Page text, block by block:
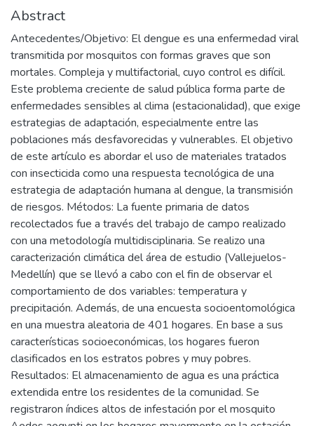
Abstract
Antecedentes/Objetivo: El dengue es una enfermedad viral
transmitida por mosquitos con formas graves que son
mortales. Compleja y multifactorial, cuyo control es difícil.
Este problema creciente de salud pública forma parte de
enfermedades sensibles al clima (estacionalidad), que exige
estrategias de adaptación, especialmente entre las
poblaciones más desfavorecidas y vulnerables. El objetivo
de este artículo es abordar el uso de materiales tratados
con insecticida como una respuesta tecnológica de una
estrategia de adaptación humana al dengue, la transmisión
de riesgos. Métodos: La fuente primaria de datos
recolectados fue a través del trabajo de campo realizado
con una metodología multidisciplinaria. Se realizo una
caracterización climática del área de estudio (Vallejuelos-
Medellín) que se llevó a cabo con el fin de observar el
comportamiento de dos variables: temperatura y
precipitación. Además, de una encuesta socioentomológica
en una muestra aleatoria de 401 hogares. En base a sus
características socioeconómicas, los hogares fueron
clasificados en los estratos pobres y muy pobres.
Resultados: El almacenamiento de agua es una práctica
extendida entre los residentes de la comunidad. Se
registraron índices altos de infestación por el mosquito